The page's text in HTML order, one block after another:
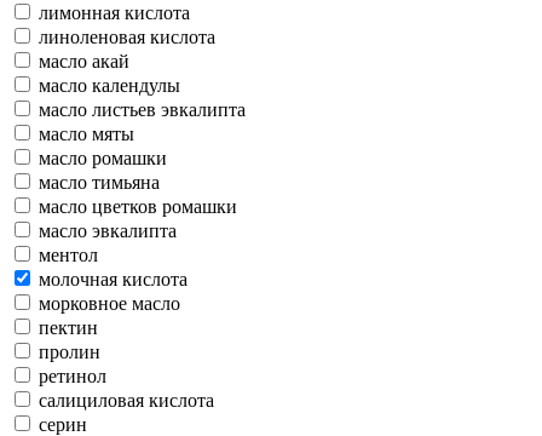
лимонная кислота
линоленовая кислота
масло акай
масло календулы
масло листьев эвкалипта
масло мяты
масло ромашки
масло тимьяна
масло цветков ромашки
масло эвкалипта
ментол
молочная кислота
морковное масло
пектин
пролин
ретинол
салициловая кислота
серин